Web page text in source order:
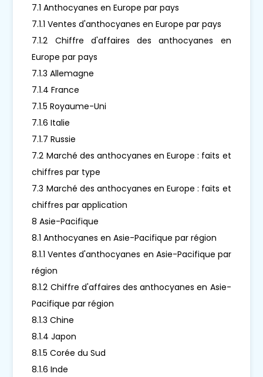
7.1 Anthocyanes en Europe par pays
7.1.1 Ventes d'anthocyanes en Europe par pays
7.1.2 Chiffre d'affaires des anthocyanes en
Europe par pays
7.1.3 Allemagne
7.1.4 France
7.1.5 Royaume-Uni
7.1.6 Italie
7.1.7 Russie
7.2 Marché des anthocyanes en Europe : faits et
chiffres par type
7.3 Marché des anthocyanes en Europe : faits et
chiffres par application
8 Asie-Pacifique
8.1 Anthocyanes en Asie-Pacifique par région
8.1.1 Ventes d'anthocyanes en Asie-Pacifique par
région
8.1.2 Chiffre d'affaires des anthocyanes en Asie-
Pacifique par région
8.1.3 Chine
8.1.4 Japon
8.1.5 Corée du Sud
8.1.6 Inde